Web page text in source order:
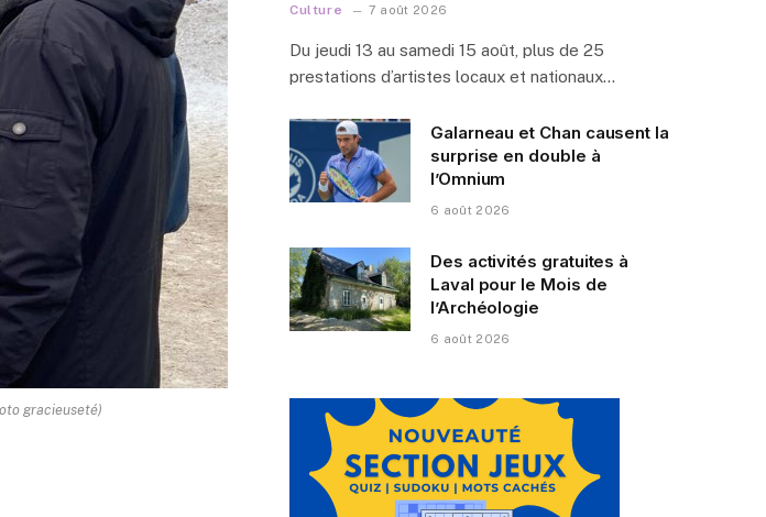
gracieuseté)
Culture 7 août 2026
Du jeudi 13 au samedi 15 août, plus de 25
prestations d’artistes locaux et nationaux…
Galarneau et Chan causent la
surprise en double à
l’Omnium
6 août 2026
Des activités gratuites à
Laval pour le Mois de
l’Archéologie
6 août 2026